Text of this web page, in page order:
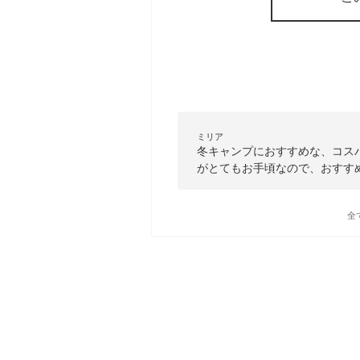
ミリア
冬キャンプにおすすめな、コ
がとてもお手頃なので、おすす
全